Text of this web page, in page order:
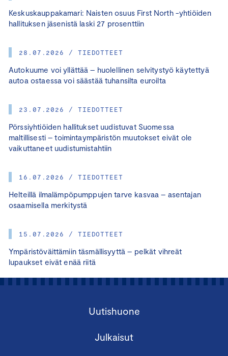
Keskuskauppakamari: Naisten osuus First North -yhtiöiden
hallituksen jäsenistä laski 27 prosenttiin
28.07.2026 / TIEDOTTEET
Autokuume voi yllättää – huolellinen selvitystyö käytettyä
autoa ostaessa voi säästää tuhansilta euroilta
23.07.2026 / TIEDOTTEET
Pörssiyhtiöiden hallitukset uudistuvat Suomessa
maltillisesti – toimintaympäristön muutokset eivät ole
vaikuttaneet uudistumistahtiin
16.07.2026 / TIEDOTTEET
Helteillä ilmalämpöpumppujen tarve kasvaa – asentajan
osaamisella merkitystä
15.07.2026 / TIEDOTTEET
Ympäristöväittämiin täsmällisyyttä – pelkät vihreät
lupaukset eivät enää riitä
Uutishuone
Julkaisut